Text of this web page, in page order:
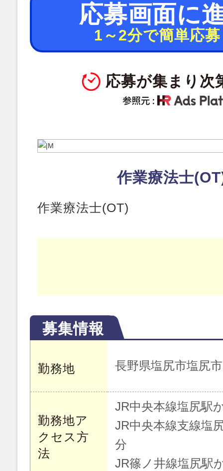
応募画面に
1～2分で簡単応
応募が集まり次
作業療法士
作業療法士(OT)
募集情報
勤務地 長野県塩尻市塩尻
勤務地ア
クセス方
法
JR中央本線塩尻駅
JR中央本線支線塩
分
JR篠ノ井線塩尻駅